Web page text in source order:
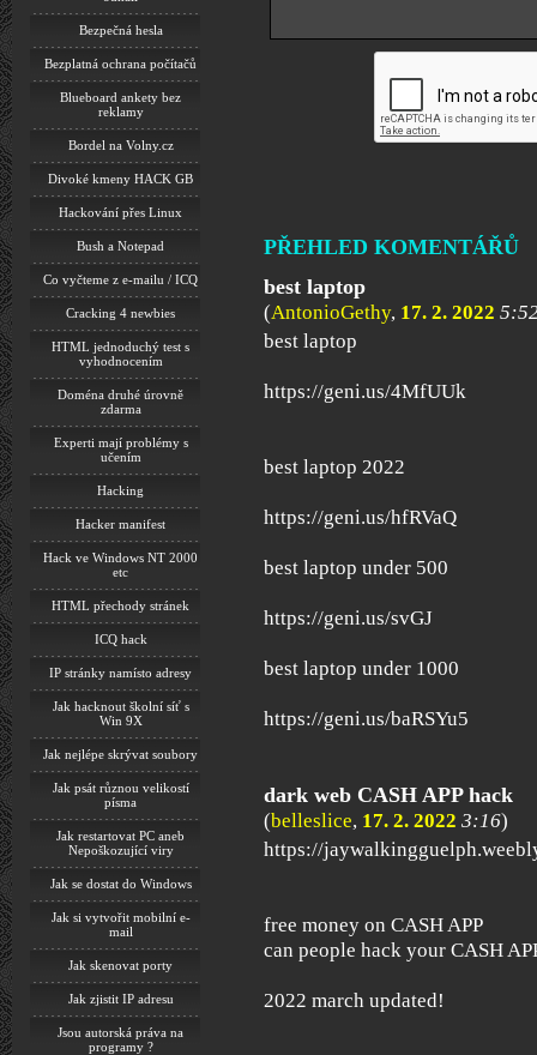
Bezpečná hesla
Bezplatná ochrana počítačů
Blueboard ankety bez
reklamy
Bordel na Volny.cz
Divoké kmeny HACK GB
Hackování přes Linux
Bush a Notepad
Co vyčteme z e-mailu / ICQ
Cracking 4 newbies
HTML jednoduchý test s
vyhodnocením
Doména druhé úrovně
zdarma
Experti mají problémy s
učením
Hacking
Hacker manifest
Hack ve Windows NT 2000
etc
HTML přechody stránek
ICQ hack
IP stránky namísto adresy
Jak hacknout školní síť s
Win 9X
Jak nejlépe skrývat soubory
Jak psát různou velikostí
písma
Jak restartovat PC aneb
Nepoškozující viry
Jak se dostat do Windows
Jak si vytvořit mobilní e-
mail
Jak skenovat porty
Jak zjistit IP adresu
Jsou autorská práva na
programy ?
PŘEHLED KOMENTÁŘŮ
best laptop
(AntonioGethy, 17. 2. 2022
best laptop
https://geni.us/4MfUUk
best laptop 2022
https://geni.us/hfRVaQ
best laptop under 500
https://geni.us/svGJ
best laptop under 1000
https://geni.us/baRSYu5
dark web CASH APP hack
(belleslice, 17. 2. 2022 3:16)
https://
free money on CASH APP
can people hack your CASH
2022 march updated!